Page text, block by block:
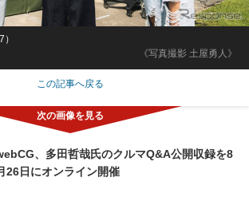
《写真撮影 土屋勇人》
この記事へ戻る
、多田哲哉氏のクルマQ&A公開収録を8
26日にオンライン開催